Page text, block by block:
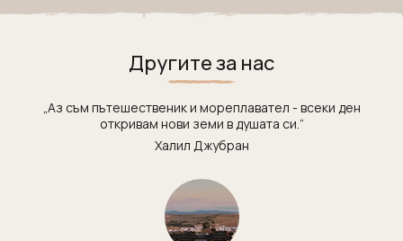
Екскурзии в Непал
Екскурзии в Сърбия
Екскурзии в Тунис
Екскурзии в Нидерландия
Китай
Другите за нас
„Аз съм пътешественик и мореплавател - всеки ден
откривам нови земи в душата си.“
Халил Джубран